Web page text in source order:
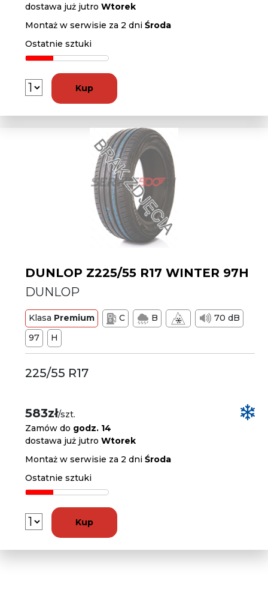
dostawa już jutroWtorek
Montaż w serwisie za 2 dniŚroda
Ostatnie sztuki
Kup
DUNLOP Z225/55 R17 WINTER 97H
DUNLOP
Klasa Premium C B
70 dB
97
H
225/55 R17
583zł/szt.
Zamów do godz. 14
dostawa już jutroWtorek
Montaż w serwisie za 2 dniŚroda
Ostatnie sztuki
Kup